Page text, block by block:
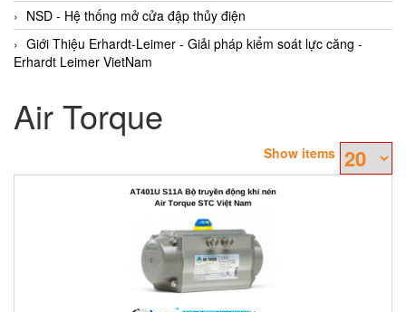
NSD - Hệ thống mở cửa đập thủy điện
Giới Thiệu Erhardt-Leimer - Giải pháp kiểm soát lực căng -
Erhardt Leimer VietNam
Air Torque
Show items